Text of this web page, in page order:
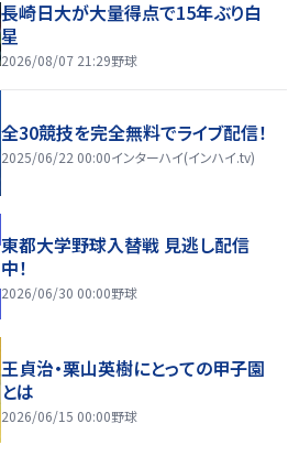
長崎日大が大量得点で15年ぶり白
星
2026/08/07 21:29野球
全30競技を完全無料でライブ配信！
2025/06/22 00:00インターハイ(インハイ.tv)
東都大学野球入替戦 見逃し配信
中！
2026/06/30 00:00野球
王貞治・栗山英樹にとっての甲子園
とは
2026/06/15 00:00野球